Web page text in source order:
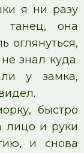
я ни разу
танец, она
оглянуться,
знал куда.
у замка,
быстро
лицо и руки
и снова